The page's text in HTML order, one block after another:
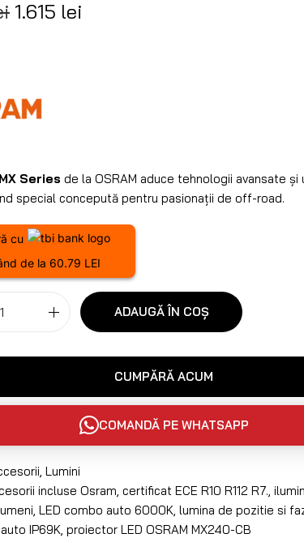
1.615 lei
MX Series de la OSRAM aduce tehnologii avansate și
special concepută pentru pasionații de off-road.
cu
de la 60.79 LEI
ADAUGĂ ÎN COȘ
CUMPĂRĂ ACUM
COMANDĂ PE WHATSAPP
, Lumini
incluse Osram, certificat ECE R10 R112 R7.,
, LED combo auto 6000K, lumina de pozitie si
IP69K, proiector LED OSRAM MX240-CB